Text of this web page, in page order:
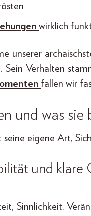
wirklich
unserer
Sein Verhalten
fallen wir
und was sie
eigene Art,
und klare
Sinnlichkeit.